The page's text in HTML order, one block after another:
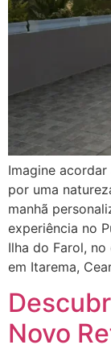
Imagine
por uma
manhã
experiência no
Ilha do Farol,
em Itarema,
Novo